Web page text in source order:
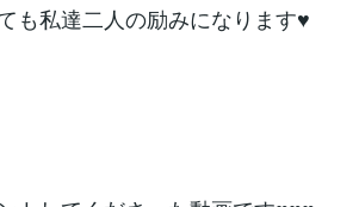
も私達二人の励みになります♥